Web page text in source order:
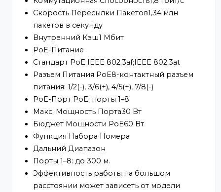
Режим Установки Настольный, настенный
Защита От Перегрузки6 КВ
Параметры Сети
Порты 8 портов PoE 10/100 Мбит/с, 1 порт
RJ45 10/100 Мбит/с
Таблица MAC-Адресов2 К
Коммутационная Способность1,8 Гбит/с
Скорость Пересылки Пакетов1,34 млн
пакетов в секунду
Внутренний Кэш1 Мбит
PoE-Питание
Стандарт PoE IEEE 802.3af;IEEE 802.3at
Разъем Питания PoE8-контактный разъем
питания: 1/2(-), 3/6(+), 4/5(+), 7/8(-)